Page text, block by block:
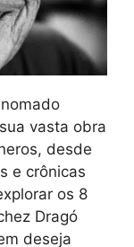
vasta obra
desde
e crônicas
os 8
Dragó
deseja